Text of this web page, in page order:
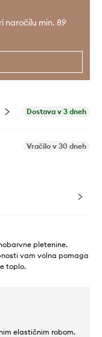
naročilu min. 89
Dostava v 3 dneh
Vračilo v 30 dneh
pletenine.
vam volna pomaga
toplo.
elastičnim robom.